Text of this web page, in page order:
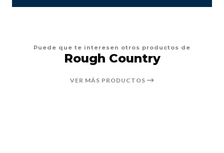
Puede que te interesen otros productos de
Rough Country
VER MÁS PRODUCTOS